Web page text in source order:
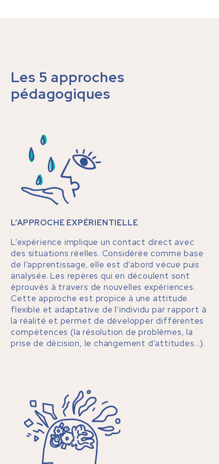
Les 5 approches
pédagogiques
L’APPROCHE EXPÉRIENTIELLE
L’expérience implique un contact direct avec
des situations réelles. Considérée comme base
de l’apprentissage, elle est d’abord vécue puis
analysée. Les repères qui en découlent sont
éprouvés à travers de nouvelles expériences.
Cette approche est propice à une attitude
flexible et adaptative de l’individu par rapport à
la réalité et permet de développer différentes
compétences (la résolution de problèmes, la
prise de décision, le changement d’attitudes…).